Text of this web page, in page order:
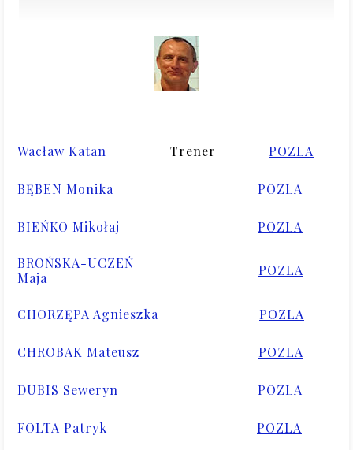
Wacław Katan Trener POZLA
BĘBEN Monika POZLA
BIEŃKO Mikołaj POZLA
BROŃSKA-UCZEŃ
Maja
POZLA
CHORZĘPA Agnieszka POZLA
CHROBAK Mateusz POZLA
DUBIS Seweryn POZLA
FOLTA Patryk POZLA